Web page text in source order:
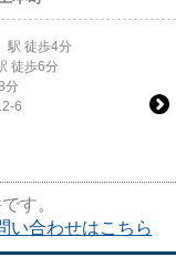
」駅 徒歩4分
徒歩6分
分
6
す。
い合わせはこちら